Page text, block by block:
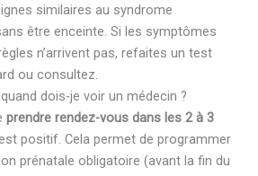
similaires au syndrome
être enceinte. Si les symptômes
n’arrivent pas, refaites un test
ou consultez.
dois-je voir un médecin ?
prendre rendez-vous dans les 2 à 3
positif. Cela permet de programmer
prénatale obligatoire (avant la fin du